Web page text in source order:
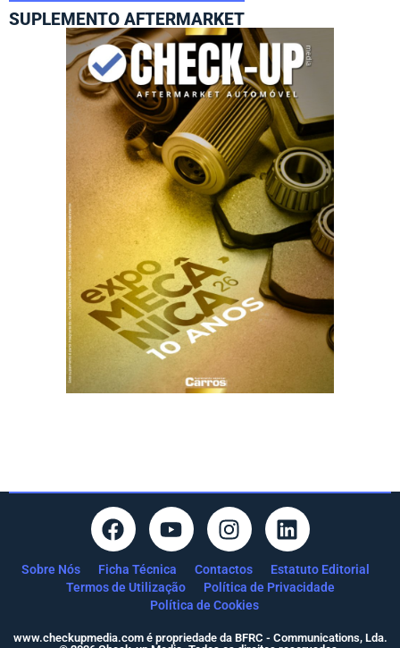
SUPLEMENTO AFTERMARKET
Sobre Nós Ficha Técnica Contactos
Estatuto Editorial
Termos de Utilização
Política de Privacidade
Política de Cookies
www.checkupmedia.com é propriedade da BFRC - Communications, Lda.